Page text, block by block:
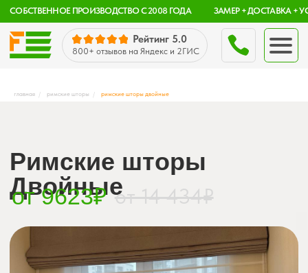
CОБСТВЕННОЕ ПРОИЗВОДСТВО С 2008 ГОДА ЗАМЕР + ДОСТАВКА + УСТАНОВКА — «ПОД КЛЮЧ» С
Рейтинг 5.0
800+ отзывовна Яндекс и 2ГИС
главная / римские шторы / римские шторы двойные